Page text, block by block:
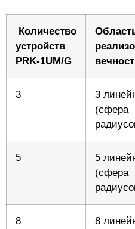
Количество
устройств
PRK-1UM/G
3
3
(сфера
5
5
(сфера
8
8